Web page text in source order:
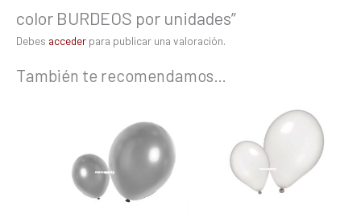
color BURDEOS por unidades”
Debes acceder para publicar una valoración.
También te recomendamos…